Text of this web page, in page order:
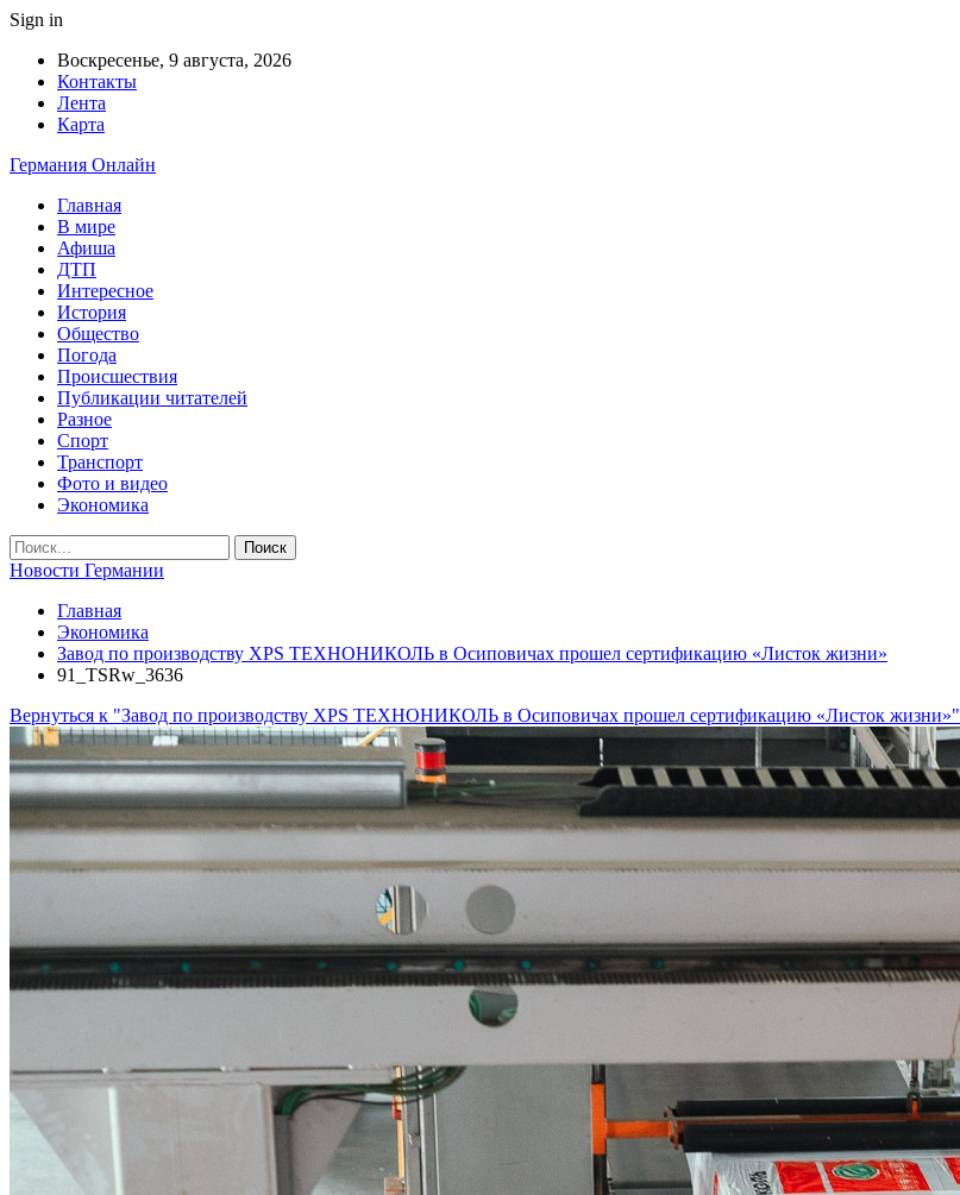
Sign in
Воскресенье, 9 августа, 2026
Контакты
Лента
Карта
Германия Онлайн
Главная
В мире
Афиша
ДТП
Интересное
История
Общество
Погода
Происшествия
Публикации читателей
Разное
Спорт
Транспорт
Фото и видео
Экономика
Новости Германии
Главная
Экономика
Завод по производству XPS ТЕХНОНИКОЛЬ в Осиповичах прошел сертификацию «Листок жизни»
91_TSRw_3636
Вернуться к "Завод по производству XPS ТЕХНОНИКОЛЬ в Осиповичах прошел сертификацию «Листок жизни»"